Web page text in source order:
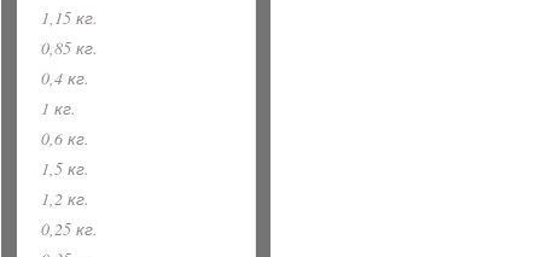
1,15 кг.
0,85 кг.
0,4 кг.
1 кг.
0,6 кг.
1,5 кг.
1,2 кг.
0,25 кг.